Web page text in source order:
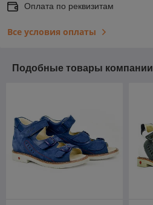
Оплата по реквизитам
Все условия оплаты
Подобные товары компании